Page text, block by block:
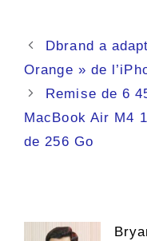
Navigation
des
Dbrand a
Orange » de
Remise de 6
MacBook Air M4
de 256 Go